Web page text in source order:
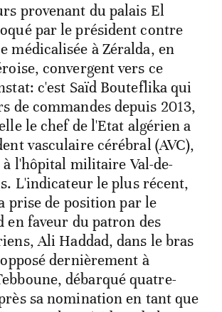
provenant du palais El
par le président contre
médicalisée à Zéralda, en
convergent vers ce
c'est Saïd Bouteflika qui
de commandes depuis 2013,
le chef de l'Etat algérien a
vasculaire cérébral (AVC),
l'hôpital militaire Val-de-
L'indicateur le plus récent,
prise de position par le
en faveur du patron des
Ali Haddad, dans le bras
dernièrement à
débarqué quatre-
sa nomination en tant que